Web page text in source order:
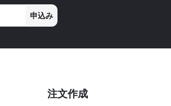
申込み
注文作成